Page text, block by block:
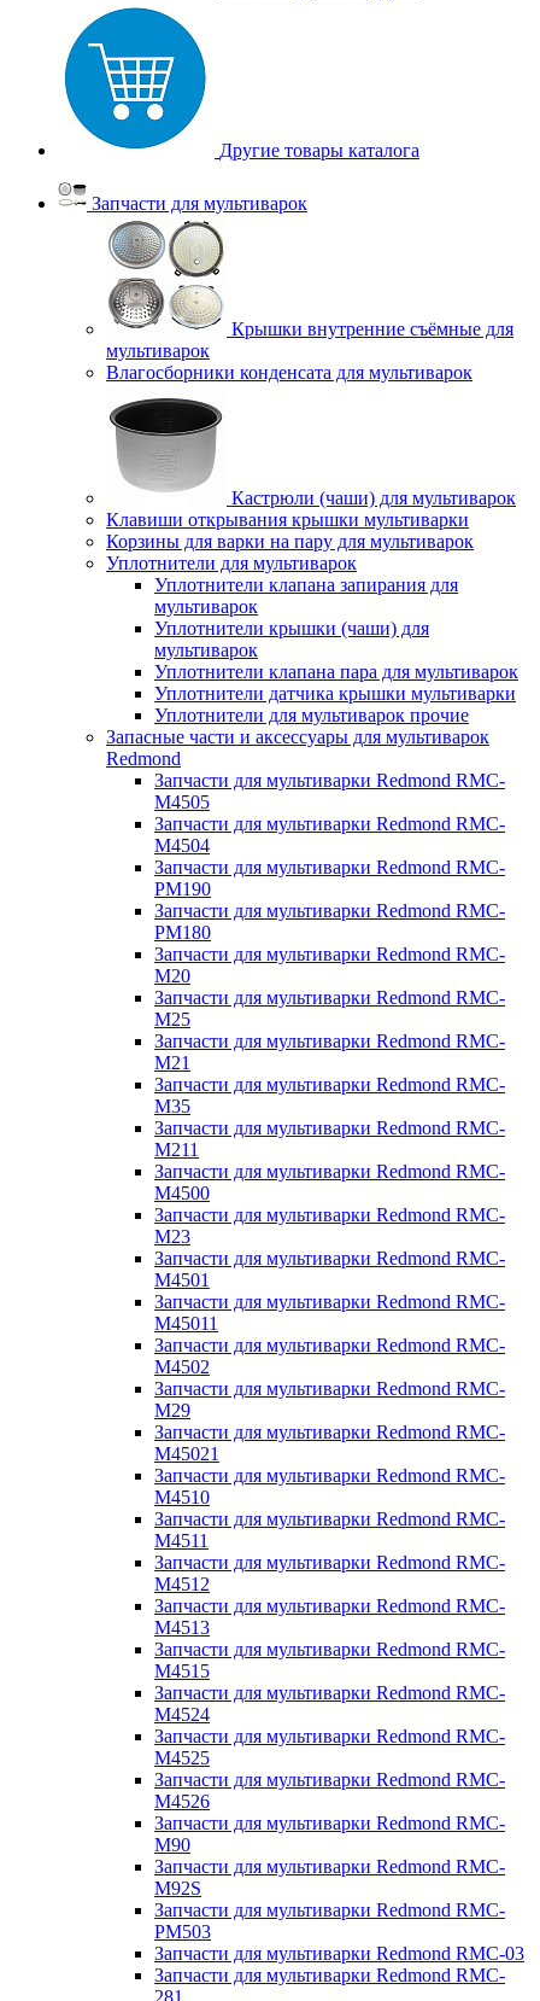
Другие товары каталога
Запчасти для мультиварок
Крышки внутренние съёмные для
мультиварок
Влагосборники конденсата для мультиварок
Кастрюли (чаши) для мультиварок
Клавиши открывания крышки мультиварки
Корзины для варки на пару для мультиварок
Уплотнители для мультиварок
Уплотнители клапана запирания для
мультиварок
Уплотнители крышки (чаши) для
мультиварок
Уплотнители клапана пара для мультиварок
Уплотнители датчика крышки мультиварки
Уплотнители для мультиварок прочие
Запасные части и аксессуары для мультиварок
Redmond
Запчасти для мультиварки Redmond RMC-
M4505
Запчасти для мультиварки Redmond RMC-
M4504
Запчасти для мультиварки Redmond RMC-
PM190
Запчасти для мультиварки Redmond RMC-
PM180
Запчасти для мультиварки Redmond RMC-
M20
Запчасти для мультиварки Redmond RMC-
M25
Запчасти для мультиварки Redmond RMC-
M21
Запчасти для мультиварки Redmond RMC-
M35
Запчасти для мультиварки Redmond RMC-
M211
Запчасти для мультиварки Redmond RMC-
M4500
Запчасти для мультиварки Redmond RMC-
M23
Запчасти для мультиварки Redmond RMC-
M4501
Запчасти для мультиварки Redmond RMC-
M45011
Запчасти для мультиварки Redmond RMC-
M4502
Запчасти для мультиварки Redmond RMC-
M29
Запчасти для мультиварки Redmond RMC-
M45021
Запчасти для мультиварки Redmond RMC-
M4510
Запчасти для мультиварки Redmond RMC-
M4511
Запчасти для мультиварки Redmond RMC-
M4512
Запчасти для мультиварки Redmond RMC-
M4513
Запчасти для мультиварки Redmond RMC-
M4515
Запчасти для мультиварки Redmond RMC-
M4524
Запчасти для мультиварки Redmond RMC-
M4525
Запчасти для мультиварки Redmond RMC-
M4526
Запчасти для мультиварки Redmond RMC-
M90
Запчасти для мультиварки Redmond RMC-
M92S
Запчасти для мультиварки Redmond RMC-
PM503
Запчасти для мультиварки Redmond RMC-03
Запчасти для мультиварки Redmond RMC-
281